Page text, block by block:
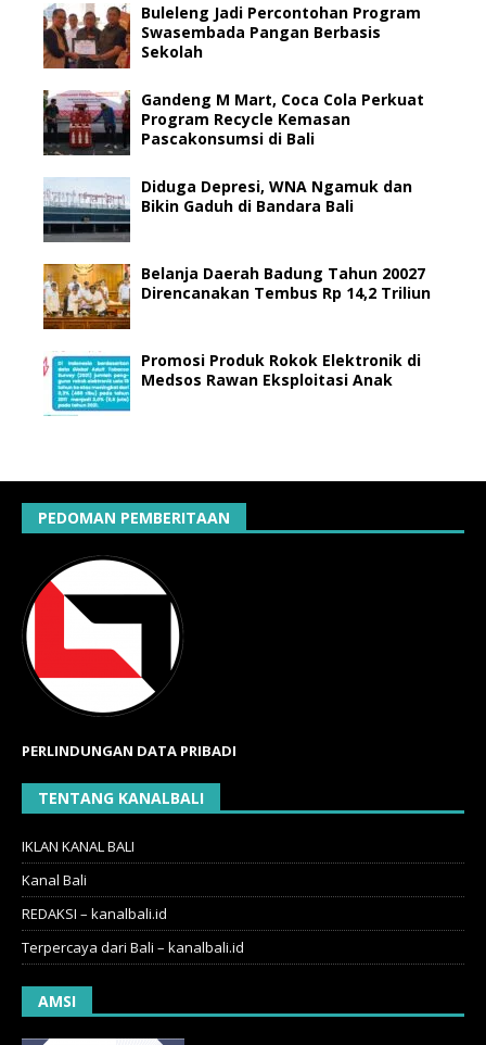
Buleleng Jadi Percontohan Program
Swasembada Pangan Berbasis
Sekolah
Gandeng M Mart, Coca Cola Perkuat
Program Recycle Kemasan
Pascakonsumsi di Bali
Diduga Depresi, WNA Ngamuk dan
Bikin Gaduh di Bandara Bali
Belanja Daerah Badung Tahun 20027
Direncanakan Tembus Rp 14,2 Triliun
Promosi Produk Rokok Elektronik di
Medsos Rawan Eksploitasi Anak
PEDOMAN PEMBERITAAN
PERLINDUNGAN DATA PRIBADI
TENTANG KANALBALI
IKLAN KANAL BALI
Kanal Bali
REDAKSI – kanalbali.id
Terpercaya dari Bali – kanalbali.id
AMSI